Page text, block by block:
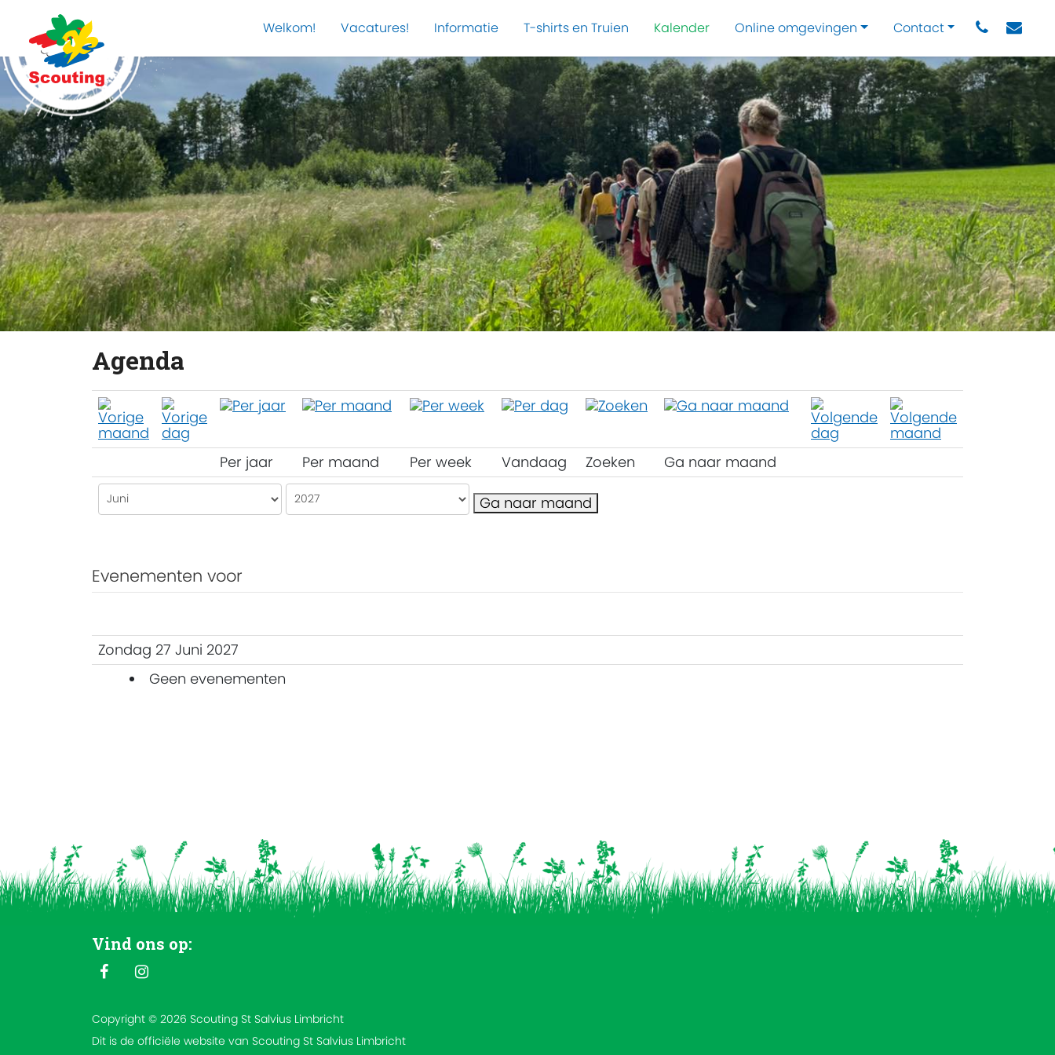
Welkom! Vacatures! Informatie T-shirts en Truien Kalender Online omgevingen Contact
Agenda
Per jaar Per maand Per week Vandaag Zoeken Ga naar maand
Ga naar maand
Evenementen voor
Zondag 27 Juni 2027
Geen evenementen
Vind ons op:
Copyright © 2026 Scouting St Salvius Limbricht
Dit is de officiële website van Scouting St Salvius Limbricht